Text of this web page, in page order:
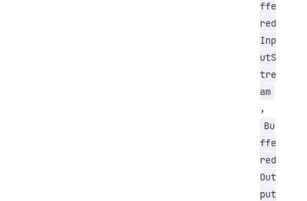
ffe
red
Inp
utS
tre
am
，
Bu
ffe
red
Out
put